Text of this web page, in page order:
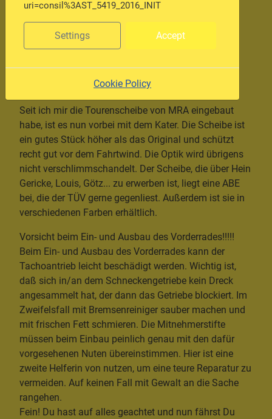
Frischluft ist gesund...
...insbesondere, wenn sie in Form eines mittleren
versucht. Nach längeren Fahrten hatte ich immer
wieder Muskelkater in der Nackenmuskulatur.
Seit ich mir die Tourenscheibe von MRA eingebaut
habe, ist es nun vorbei mit dem Kater. Die Scheibe ist
ein gutes Stück höher als das Original und schützt
recht gut vor dem Fahrtwind. Die Optik wird übrigens
nicht verschlimmschandelt. Der Scheibe, die über Hein
Gericke, Louis, Götz... zu erwerben ist, liegt eine ABE
bei, die der TÜV gerne gegenliest. Außerdem ist sie in
verschiedenen Farben erhältlich.
Vorsicht beim Ein- und Ausbau des Vorderrades!!!!!
Beim Ein- und Ausbau des Vorderrades kann der
Tachoantrieb leicht beschädigt werden. Wichtig ist,
daß sich in/an dem Schneckengetriebe kein Dreck
angesammelt hat, der dann das Getriebe blockiert. Im
Zweifelsfall mit Bremsenreiniger sauber machen und
mit frischen Fett schmieren. Die Mitnehmerstifte
müssen beim Einbau peinlich genau mit den dafür
vorgesehenen Nuten übereinstimmen. Hier ist eine
zweite Helferin von nutzen, um eine teure Reparatur zu
vermeiden. Auf keinen Fall mit Gewalt an die Sache
rangehen.
Fein! Du hast auf alles geachtet und nun fährst Du
uri=consil%3AST_5419_2016_INIT
Settings Accept
Cookie Policy